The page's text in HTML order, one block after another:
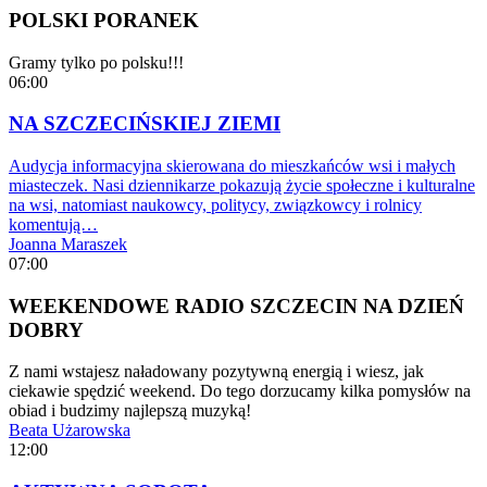
POLSKI PORANEK
Gramy tylko po polsku!!!
06:00
NA SZCZECIŃSKIEJ ZIEMI
Audycja informacyjna skierowana do mieszkańców wsi i małych
miasteczek. Nasi dziennikarze pokazują życie społeczne i kulturalne
na wsi, natomiast naukowcy, politycy, związkowcy i rolnicy
komentują…
Joanna Maraszek
07:00
WEEKENDOWE RADIO SZCZECIN NA DZIEŃ
DOBRY
Z nami wstajesz naładowany pozytywną energią i wiesz, jak
ciekawie spędzić weekend. Do tego dorzucamy kilka pomysłów na
obiad i budzimy najlepszą muzyką!
Beata Użarowska
12:00